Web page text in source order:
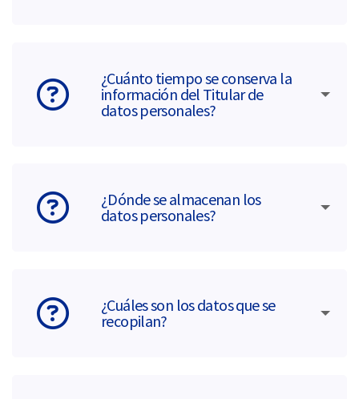
¿Cuánto tiempo se conserva la
información del Titular de
datos personales?
¿Dónde se almacenan los
datos personales?
¿Cuáles son los datos que se
recopilan?